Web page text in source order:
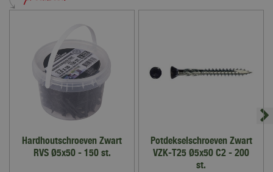
Hardhoutschroeven Zwart
RVS Ø5x50 - 150 st.
Potdekselschroeven Zwart
VZK-T25 Ø5x50 C2 - 200
st.